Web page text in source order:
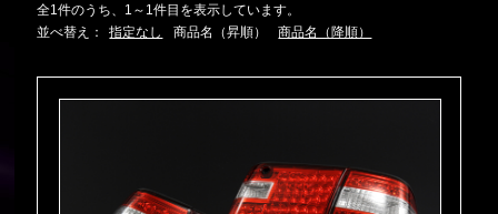
全1件のうち、1～1件目を表示しています。
並べ替え：
指定なし 商品名（昇順） 商品名（降順）